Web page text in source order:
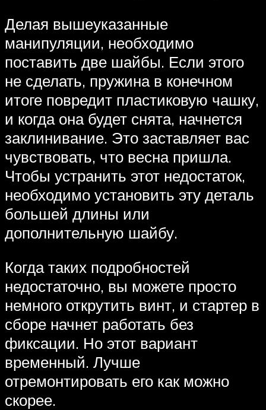
Делая вышеуказанные
манипуляции, необходимо
поставить две шайбы. Если этого
не сделать, пружина в конечном
итоге повредит пластиковую чашку,
и когда она будет снята, начнется
заклинивание. Это заставляет вас
чувствовать, что весна пришла.
Чтобы устранить этот недостаток,
необходимо установить эту деталь
большей длины или
дополнительную шайбу.
Когда таких подробностей
недостаточно, вы можете просто
немного открутить винт, и стартер в
сборе начнет работать без
фиксации. Но этот вариант
временный. Лучше
отремонтировать его как можно
скорее.